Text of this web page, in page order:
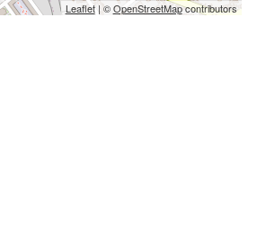
Leaflet| ©OpenStreetMapcontributors